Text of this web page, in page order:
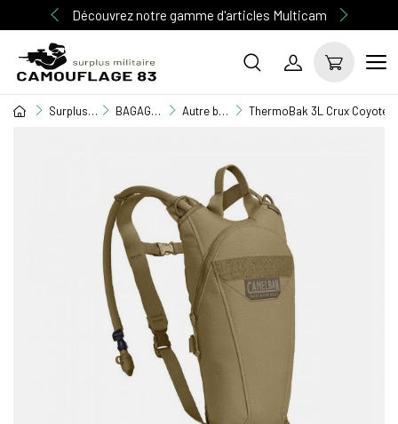
Découvrez notre gamme d'articles Multicam
Surplus Militaire BAGAGERIE MILITAIRE Autre bagagerie ThermoBak 3L Crux Coyote